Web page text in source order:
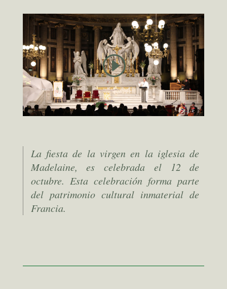
La fiesta de la virgen en la iglesia de
Madelaine, es celebrada el 12 de
octubre. Esta celebración forma parte
del patrimonio cultural inmaterial de
Francia.